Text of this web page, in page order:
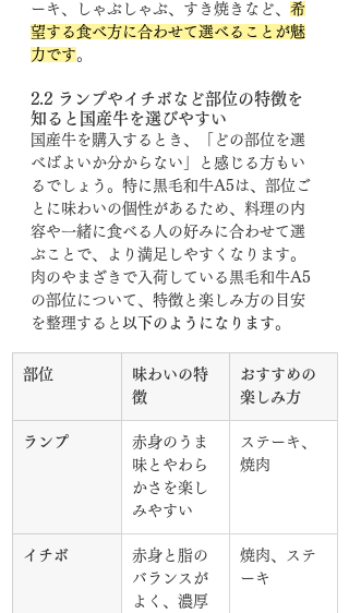
ーキ、しゃぶしゃぶ、すき焼きなど、 希
望する食べ方に合わせて選べることが魅
力です。
2.2 ランプやイチボなど部位の特徴を
知ると国産牛を選びやすい
国産牛を購入するとき、「どの部位を選
べばよいか分からない」と感じる方もい
るでしょう。特に黒毛和牛A5は、部位ご
とに味わいの個性があるため、料理の内
容や一緒に食べる人の好みに合わせて選
ぶことで、より満足しやすくなります。
肉のやまざきで入荷している黒毛和牛A5
の部位について、特徴と楽しみ方の目安
を整理すると 以下のようになります。
部位
味わいの特
徴
おすすめの
楽しみ方
ランプ
赤身のうま
味とやわら
かさを楽し
みやすい
ステーキ、
焼肉
イチボ
赤身と脂の
バランスが
よく、濃厚
焼肉、ステ
ーキ